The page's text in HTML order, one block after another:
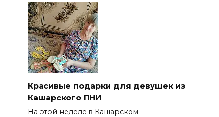
Красивые подарки для девушек из
Кашарского ПНИ
На этой неделе в Кашарском